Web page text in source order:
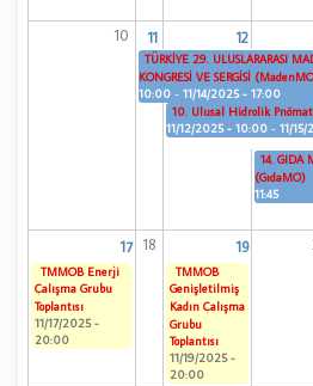
10 11 12
TÜRKİYE 29. ULUSLARARASI
KONGRESİ VE SERGİSİ
10:00 -11/14/2025 - 17:00
10. Ulusal Hidrolik
11/12/2025 - 10:00 -11/
14. GIDA
(GıdaMO)
11:45
17 18 19
TMMOB Enerji
Çalışma Grubu
Toplantısı
11/17/2025 -
20:00
TMMOB
Genişletilmiş
Kadın Çalışma
Grubu
Toplantısı
11/19/2025 -
20:00